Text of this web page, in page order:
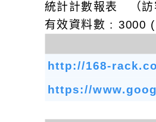
統計計數報表 （
有效資料數 : 3000
http://168-
https://